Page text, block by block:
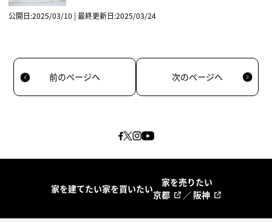
公開日:2025/03/10 | 最終更新日:2025/03/24
前のページへ 次のページへ
家を建てたい家を買いたい
家を売りたい
京都
／ 阪神